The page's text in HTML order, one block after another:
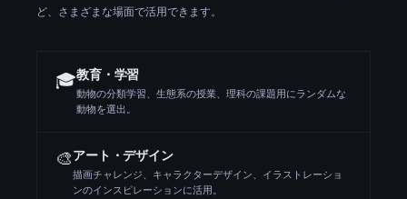
ど、さまざまな場面で活用できます。
🎓教育・学習
動物の分類学習、生態系の授業、理科の課題用にランダムな
動物を選出。
🎨アート・デザイン
描画チャレンジ、キャラクターデザイン、イラストレーショ
ンのインスピレーションに活用。